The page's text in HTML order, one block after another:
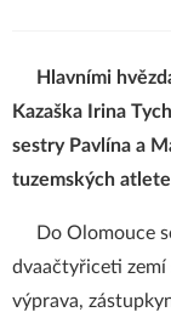
Hlavními
Kazaška Irina
sestry Pavlína a
tuzemských
Do Olomouce
dvaačtyřiceti zemí
výprava,